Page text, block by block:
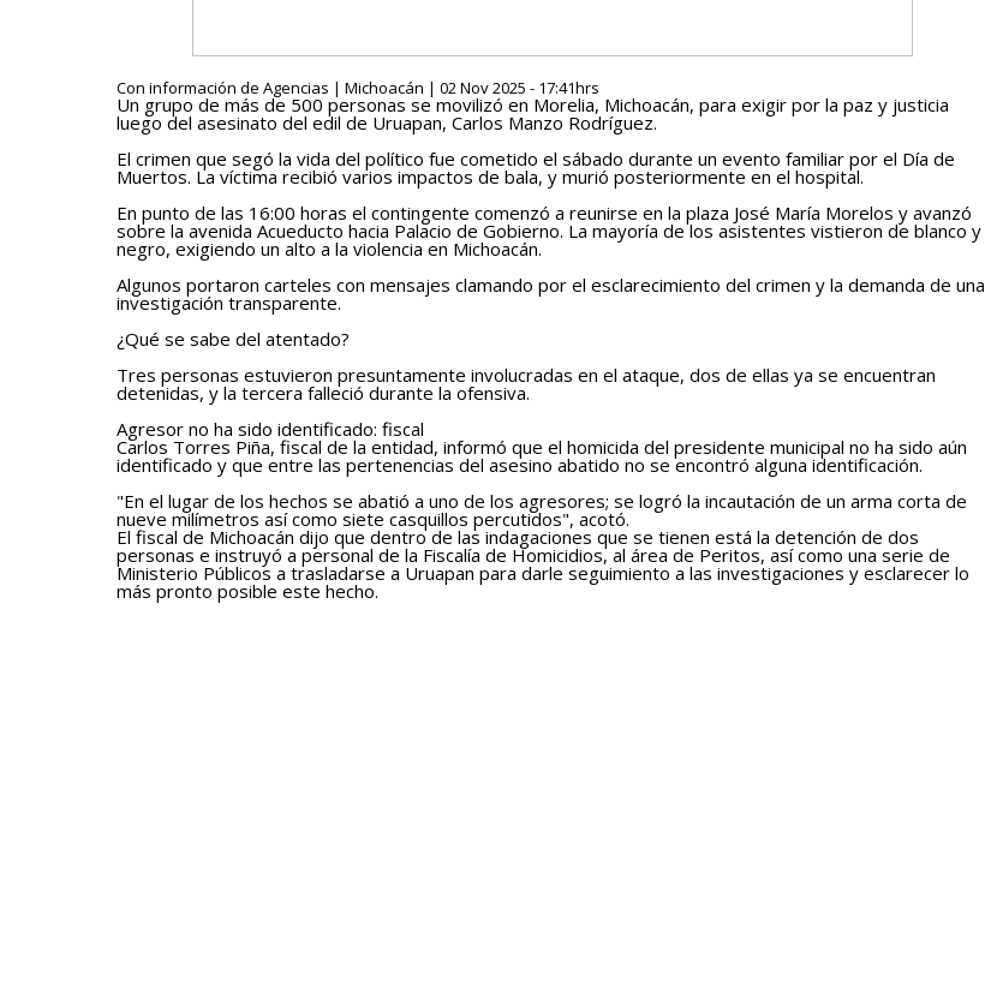
Con información de Agencias | Michoacán | 02 Nov 2025 - 17:41hrs
Un grupo de más de 500 personas se movilizó en Morelia, Michoacán, para exigir por la paz y justicia
luego del asesinato del edil de Uruapan, Carlos Manzo Rodríguez.
El crimen que segó la vida del político fue cometido el sábado durante un evento familiar por el Día de
Muertos. La víctima recibió varios impactos de bala, y murió posteriormente en el hospital.
En punto de las 16:00 horas el contingente comenzó a reunirse en la plaza José María Morelos y avanzó
sobre la avenida Acueducto hacia Palacio de Gobierno. La mayoría de los asistentes vistieron de blanco y
negro, exigiendo un alto a la violencia en Michoacán.
Algunos portaron carteles con mensajes clamando por el esclarecimiento del crimen y la demanda de una
investigación transparente.
¿Qué se sabe del atentado?
Tres personas estuvieron presuntamente involucradas en el ataque, dos de ellas ya se encuentran
detenidas, y la tercera falleció durante la ofensiva.
Agresor no ha sido identificado: fiscal
Carlos Torres Piña, fiscal de la entidad, informó que el homicida del presidente municipal no ha sido aún
identificado y que entre las pertenencias del asesino abatido no se encontró alguna identificación.
"En el lugar de los hechos se abatió a uno de los agresores; se logró la incautación de un arma corta de
nueve milímetros así como siete casquillos percutidos", acotó.
El fiscal de Michoacán dijo que dentro de las indagaciones que se tienen está la detención de dos
personas e instruyó a personal de la Fiscalía de Homicidios, al área de Peritos, así como una serie de
Ministerio Públicos a trasladarse a Uruapan para darle seguimiento a las investigaciones y esclarecer lo
más pronto posible este hecho.